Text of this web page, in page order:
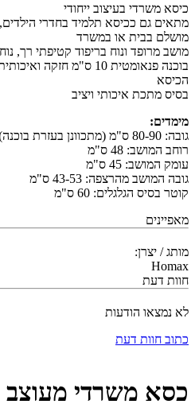
כיסא משרדי בעיצוב ייחודי
מתאים גם ככיסא תלמיד בחדרי
מושלם בבית או במשרד
מושב מרופד ונוח בריפוד קטיפתי רך,
בוכנה פנאומטית 10 ס"מ
הכיסא
בסיס מתכת איכותי ויציב
מימדים:
גובה: 80-90 ס"מ (מתכוונן בעזרת בוכנה)
רוחב המושב: 48 ס"מ
עומק המושב: 45 ס"מ
גובה המושב מהרצפה: 43-53 ס"מ
קוטר בסיס הגלגלים: 60 ס"מ
מאפיינים
מותג / יצרן:
Homax
חוות דעת
לא נמצאו הודעות
כתוב חוות דעת